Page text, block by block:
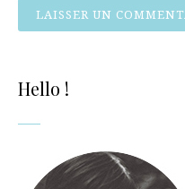
Hello !